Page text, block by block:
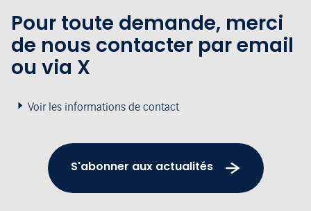
Pour toute demande, merci
de nous contacter par email
ou via X
Voir les informations de contact
S'abonner aux actualités